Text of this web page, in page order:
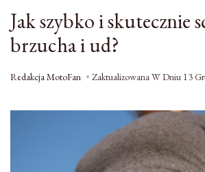
Jak szybko i skutecznie
brzucha i ud?
Redakcja MotoFan Zaktualizowana W Dniu 13